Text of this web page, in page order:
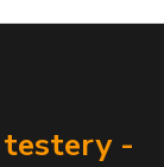
-